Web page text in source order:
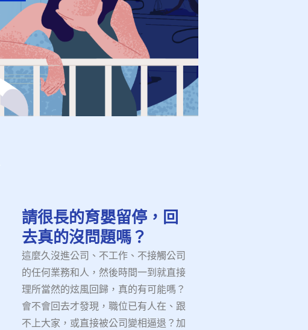
請很長的育嬰留停，回
去真的沒問題嗎？
這麼久沒進公司、不工作、不接觸公司
的任何業務和人，然後時間一到就直接
理所當然的炫風回歸，真的有可能嗎？
會不會回去才發現，職位已有人在、跟
不上大家，或直接被公司變相逼退？加